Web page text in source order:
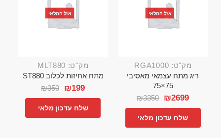
אזל המלאי
מק"ט: RGA1000
ריג מתח עצמאי מאסיבי
75×75
₪3350 ₪2699
שלח עדכון מלאי
אזל המלאי
מק"ט: MLT880
מתח אחיזות לכלוב ST880
₪350 ₪199
שלח עדכון מלאי